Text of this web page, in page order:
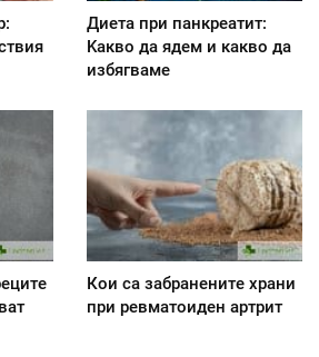
Диета при панкреатит:
Kакво да ядем и какво да
избягваме
Кои са забранените храни
при ревматоиден артрит